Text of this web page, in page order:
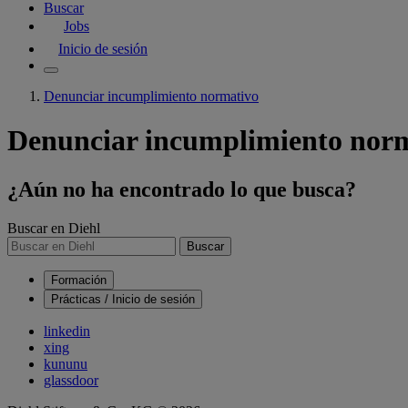
Buscar
Jobs
Inicio de sesión
Denunciar incumplimiento normativo
Denunciar incumplimiento
¿Aún no ha encontrado lo que busca?
Buscar en Diehl
Buscar
Formación
Prácticas / Inicio de sesión
linkedin
xing
kununu
glassdoor